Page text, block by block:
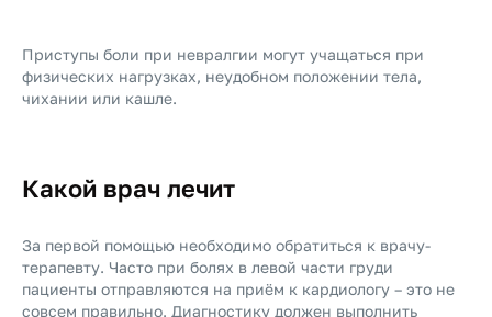
Приступы боли при невралгии могут учащаться при
физических нагрузках, неудобном положении тела,
чихании или кашле.
Какой врач лечит
За первой помощью необходимо обратиться к врачу-
терапевту. Часто при болях в левой части груди
пациенты отправляются на приём к кардиологу – это не
совсем правильно. Диагностику должен выполнить